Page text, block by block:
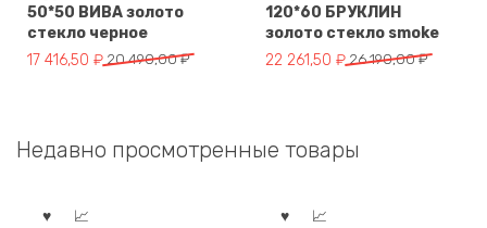
50*50 ВИВА золото
стекло черное
20 490,00₽
Первоначальная
490,00 ₽.
17 416,50 ₽
Текущая
120*60 БРУКЛИН
золото стекло smoke
26 190,00₽
Первоначальная
190,00 ₽.
22 261,50 ₽
Текущая
Недавно просмотренные товары